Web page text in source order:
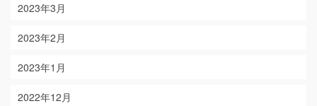
2023年3月
2023年2月
2023年1月
2022年12月